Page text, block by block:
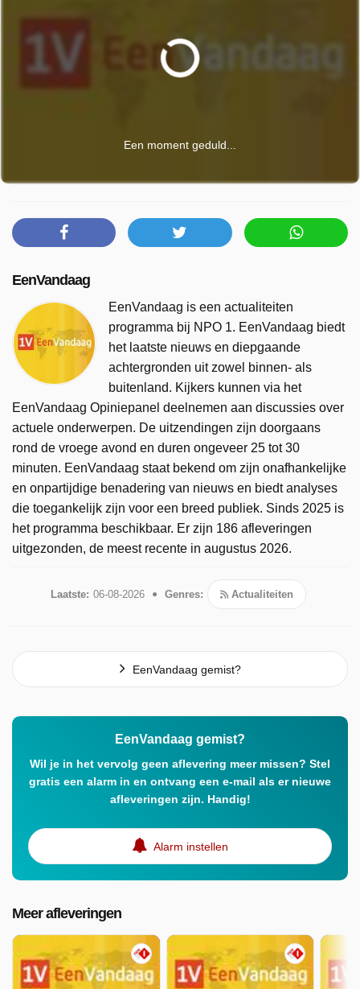
Een moment geduld...
EenVandaag
EenVandaag is een actualiteiten
programma bij NPO 1. EenVandaag biedt
het laatste nieuws en diepgaande
achtergronden uit zowel binnen- als
buitenland. Kijkers kunnen via het
EenVandaag Opiniepanel deelnemen aan discussies over
actuele onderwerpen. De uitzendingen zijn doorgaans
rond de vroege avond en duren ongeveer 25 tot 30
minuten. EenVandaag staat bekend om zijn onafhankelijke
en onpartijdige benadering van nieuws en biedt analyses
die toegankelijk zijn voor een breed publiek. Sinds 2025 is
het programma beschikbaar. Er zijn 186 afleveringen
uitgezonden, de meest recente in augustus 2026.
Laatste: 06-08-2026 Genres: Actualiteiten
EenVandaag gemist?
EenVandaag gemist?
Wil je in het vervolg geen aflevering meer missen? Stel
gratis een alarm in en ontvang een e-mail als er nieuwe
afleveringen zijn. Handig!
Alarm instellen
Meer afleveringen